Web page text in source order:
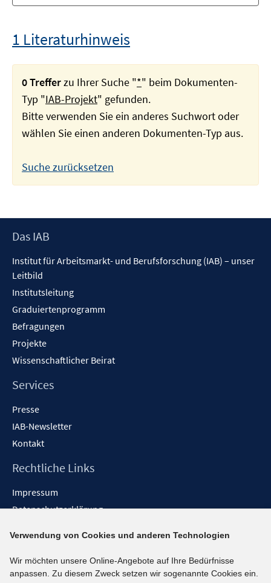
1 Literaturhinweis
0 Trefferzu Ihrer Suche "*" beim Dokumenten-
Typ "IAB-Projekt" gefunden.
Bitte verwenden Sie ein anderes Suchwort oder
wählen Sie einen anderen Dokumenten-Typ aus.
Suche zurücksetzen
Footer
Das IAB
Institut für Arbeitsmarkt- und Berufsforschung (IAB) – unser
Leitbild
Institutsleitung
Graduiertenprogramm
Befragungen
Projekte
Wissenschaftlicher Beirat
Services
Presse
IAB-Newsletter
Kontakt
Rechtliche Links
Impressum
Datenschutzerklärung
Barrieren melden
Social-Media-Kanäle
Verwendung von Cookies und anderen Technologien
Wir möchten unsere Online-Angebote auf Ihre Bedürfnisse
anpassen. Zu diesem Zweck setzen wir sogenannte Cookies ein.